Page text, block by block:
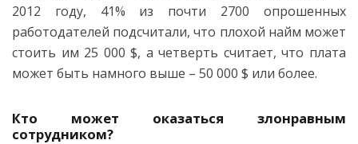
2012 году, 41% из почти 2700 опрошенных
работодателей подсчитали, что плохой найм может
стоить им 25 000 $, а четверть считает, что плата
может быть намного выше – 50 000 $ или более.
Кто может оказаться злонравным
сотрудником?